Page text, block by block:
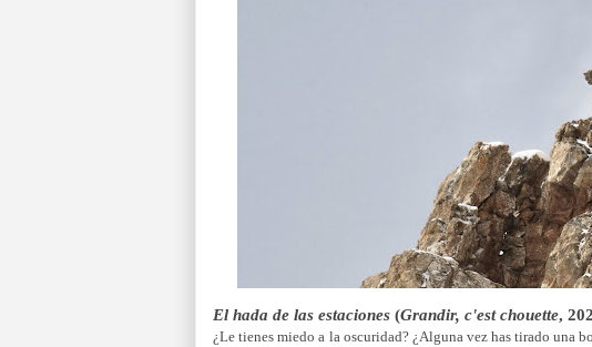
El hada de las estaciones (Grandir, c'est chouette,
¿Le tienes miedo a la oscuridad? ¿Alguna vez has tirado una